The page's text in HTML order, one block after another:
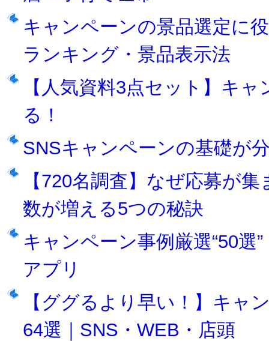
キャンペーンの景品選定に
ランキング・景品表示法
【人気資料3点セット】キ
る！
SNSキャンペーンの基礎が
【720名調査】なぜ応募が
数が増える5つの秘訣
キャンペーン事例厳選“50選
アプリ
【ググるより早い！】キャ
64選｜SNS・WEB・店頭